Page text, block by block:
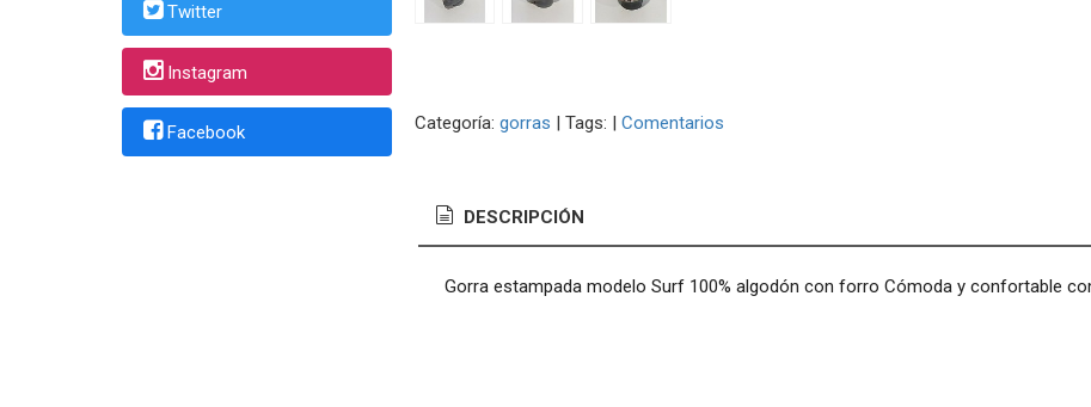
Twitter
Instagram
Facebook Categoría: gorras | Tags: | Comentarios
DESCRIPCIÓN
Gorra estampada modelo Surf 100% algodón con forro Cómoda y confortable